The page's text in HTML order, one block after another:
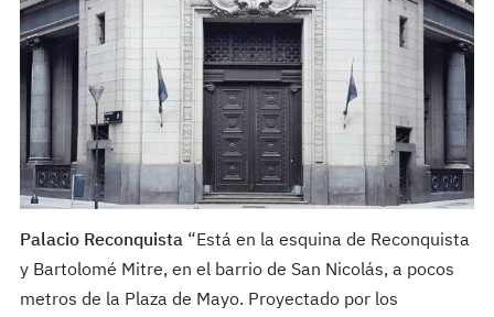
Palacio Reconquista“Está en la esquina de Reconquista
y Bartolomé Mitre, en el barrio de San Nicolás, a pocos
metros de la Plaza de Mayo. Proyectado por los